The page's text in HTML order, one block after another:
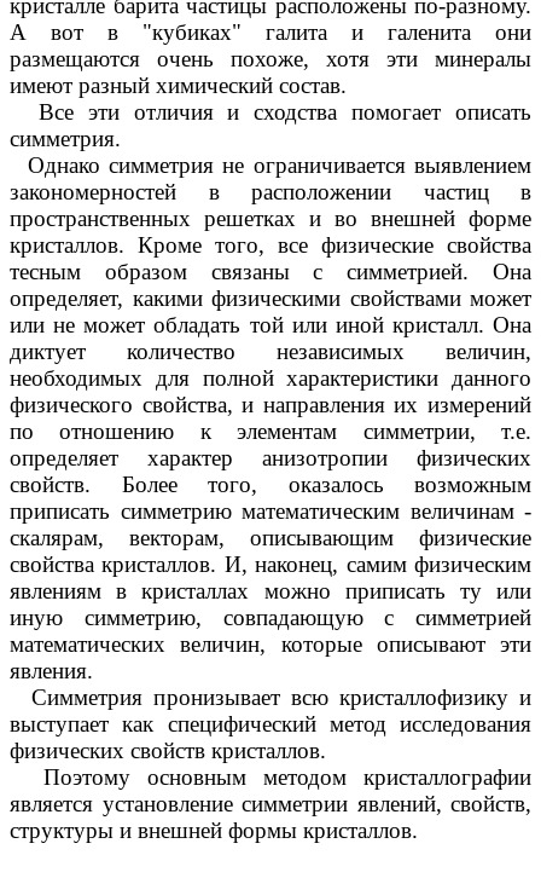
кристалле барита частицы расположены по-разному.
А вот в "кубиках" галита и галенита они
размещаются очень похоже, хотя эти минералы
имеют разный химический состав.
Все эти отличия и сходства помогает описать
симметрия.
Однако симметрия не ограничивается выявлением
закономерностей в расположении частиц в
пространственных решетках и во внешней форме
кристаллов. Кроме того, все физические свойства
тесным образом связаны с симметрией. Она
определяет, какими физическими свойствами может
или не может обладать той или иной кристалл. Она
диктует количество независимых величин,
необходимых для полной характеристики данного
физического свойства, и направления их измерений
по отношению к элементам симметрии, т.е.
определяет характер анизотропии физических
свойств. Более того, оказалось возможным
приписать симметрию математическим величинам -
скалярам, векторам, описывающим физические
свойства кристаллов. И, наконец, самим физическим
явлениям в кристаллах можно приписать ту или
иную симметрию, совпадающую с симметрией
математических величин, которые описывают эти
явления.
Симметрия пронизывает всю кристаллофизику и
выступает как специфический метод исследования
физических свойств кристаллов.
Поэтому основным методом кристаллографии
является установление симметрии явлений, свойств,
структуры и внешней формы кристаллов.